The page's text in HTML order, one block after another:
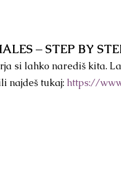
– STEP BY
si lahko narediš kita.
najdeš tukaj: https://